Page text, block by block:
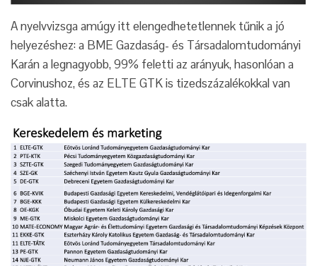
A nyelvvizsga amúgy itt elengedhetetlennek tűnik a jó
helyezéshez: a BME Gazdaság- és Társadalomtudományi
Karán a legnagyobb, 99% feletti az arányuk, hasonlóan a
Corvinushoz, és az ELTE GTK is tizedszázalékokkal van
csak alatta.